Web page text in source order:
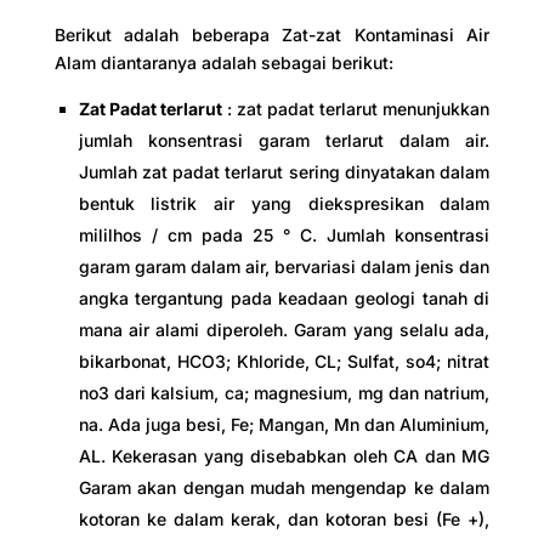
Berikut adalah beberapa Zat-zat Kontaminasi Air
Alam diantaranya adalah sebagai berikut:
Zat Padat terlarut: zat padat terlarut menunjukkan
jumlah konsentrasi garam terlarut dalam air.
Jumlah zat padat terlarut sering dinyatakan dalam
bentuk listrik air yang diekspresikan dalam
mililhos / cm pada 25 ° C. Jumlah konsentrasi
garam garam dalam air, bervariasi dalam jenis dan
angka tergantung pada keadaan geologi tanah di
mana air alami diperoleh. Garam yang selalu ada,
bikarbonat, HCO3; Khloride, CL; Sulfat, so4; nitrat
no3 dari kalsium, ca; magnesium, mg dan natrium,
na. Ada juga besi, Fe; Mangan, Mn dan Aluminium,
AL. Kekerasan yang disebabkan oleh CA dan MG
Garam akan dengan mudah mengendap ke dalam
kotoran ke dalam kerak, dan kotoran besi (Fe +),